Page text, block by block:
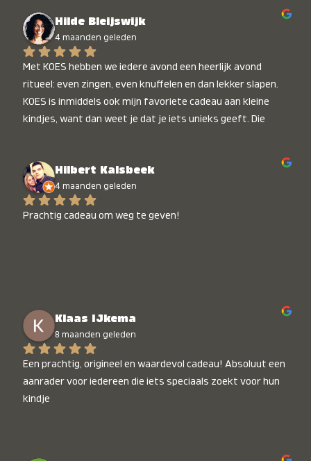
Hilde Bleijswijk
4 maanden geleden
Met KOES hebben we iedere avond een heerlijk avond
ritueel: even zingen, even knuffelen en dan lekker slapen.
KOES is inmiddels ook mijn favoriete cadeau aan kleine
kindjes, want dan weet je dat je iets unieks geeft. Die
Hilbert Kalsbeek
4 maanden geleden
Prachtig cadeau om weg te geven!
Klaas IJkema
8 maanden geleden
Een prachtig, origineel en waardevol cadeau! Absoluut een
aanrader voor iedereen die iets speciaals zoekt voor hun
kindje